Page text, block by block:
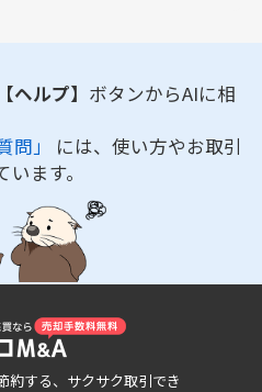
【ヘルプ】 ボタンからAIに相
問」 には、使い方やお取引
ます。
約する、サクサク取引でき